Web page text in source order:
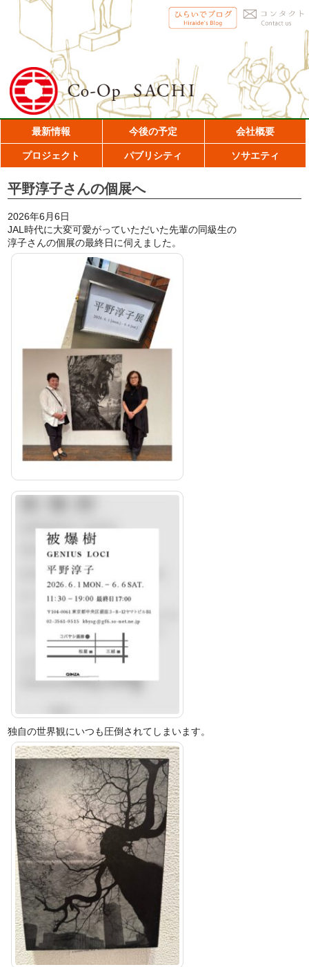
最新情報 今後の予定 会社概要
プロジェクト パブリシティ ソサエティ
平野淳子さんの個展へ
2026年6月6日
JAL時代に大変可愛がっていただいた先輩の同級生の
淳子さんの個展の最終日に伺えました。
独自の世界観にいつも圧倒されてしまいます。